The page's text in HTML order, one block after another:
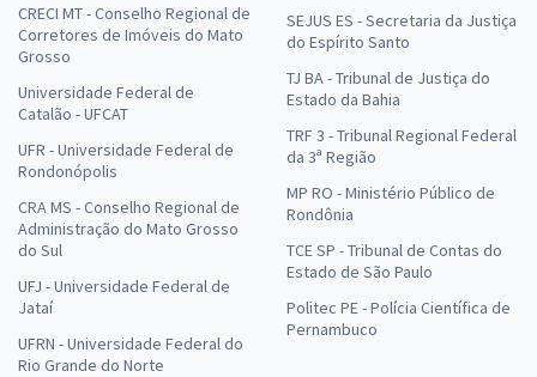
CRECI MT - Conselho Regional de
Corretores de Imóveis do Mato
Grosso
Universidade Federal de
Catalão - UFCAT
UFR - Universidade Federal de
Rondonópolis
CRA MS - Conselho Regional de
Administração do Mato Grosso
do Sul
UFJ - Universidade Federal de
Jataí
UFRN - Universidade Federal do
Rio Grande do Norte
SEJUS ES - Secretaria da Justiça
do Espírito Santo
TJ BA - Tribunal de Justiça do
Estado da Bahia
TRF 3 - Tribunal Regional Federal
da 3ª Região
MP RO - Ministério Público de
Rondônia
TCE SP - Tribunal de Contas do
Estado de São Paulo
Politec PE - Polícia Científica de
Pernambuco